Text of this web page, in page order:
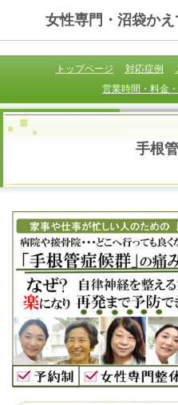
女性専門・沼袋か
トップページ 対応症例
営業時間・料金
手根